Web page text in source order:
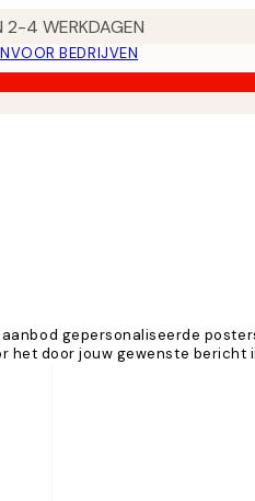
2-4 WERKDAGEN
VOOR BEDRIJVEN
gepersonaliseerde
het door jouw gewenste bericht